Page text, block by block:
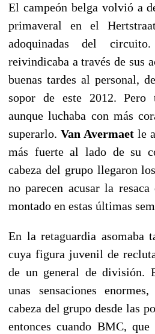
El campeón belga volvió a
primaveral en el
adoquinadas del
reivindicaba a través de sus
buenas tardes al personal,
sopor de este 2012. Pero
aunque luchaba con más
superarlo. Van Avermaet le
más fuerte al lado de su
cabeza del grupo llegaron
no parecen acusar la
montado en estas últimas
En la retaguardia asomaba
cuya figura juvenil de
de un general de división.
unas sensaciones
cabeza del grupo desde las
entonces cuando BMC, que